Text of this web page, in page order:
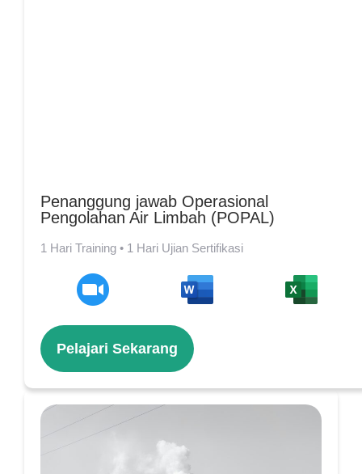
Penanggung jawab Operasional
Pengolahan Air Limbah (POPAL)
1 Hari Training • 1 Hari Ujian Sertifikasi
Pelajari Sekarang